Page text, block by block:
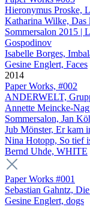
Hieronymus Proske,
Katharina Wilke, Das
Sommersalon 2015
Gospodinov
Isabelle Borges,
Gesine Englert, Faces
2014
Paper Works, #002
ANDERWELT,
Annette Meincke-
Sommersalon, Jan
Jub Mönster, Er kam
Nina Hotopp, So tief
Bernd Uhde, WHITE
Paper Works #001
Sebastian Gahntz,
Gesine Englert, dogs